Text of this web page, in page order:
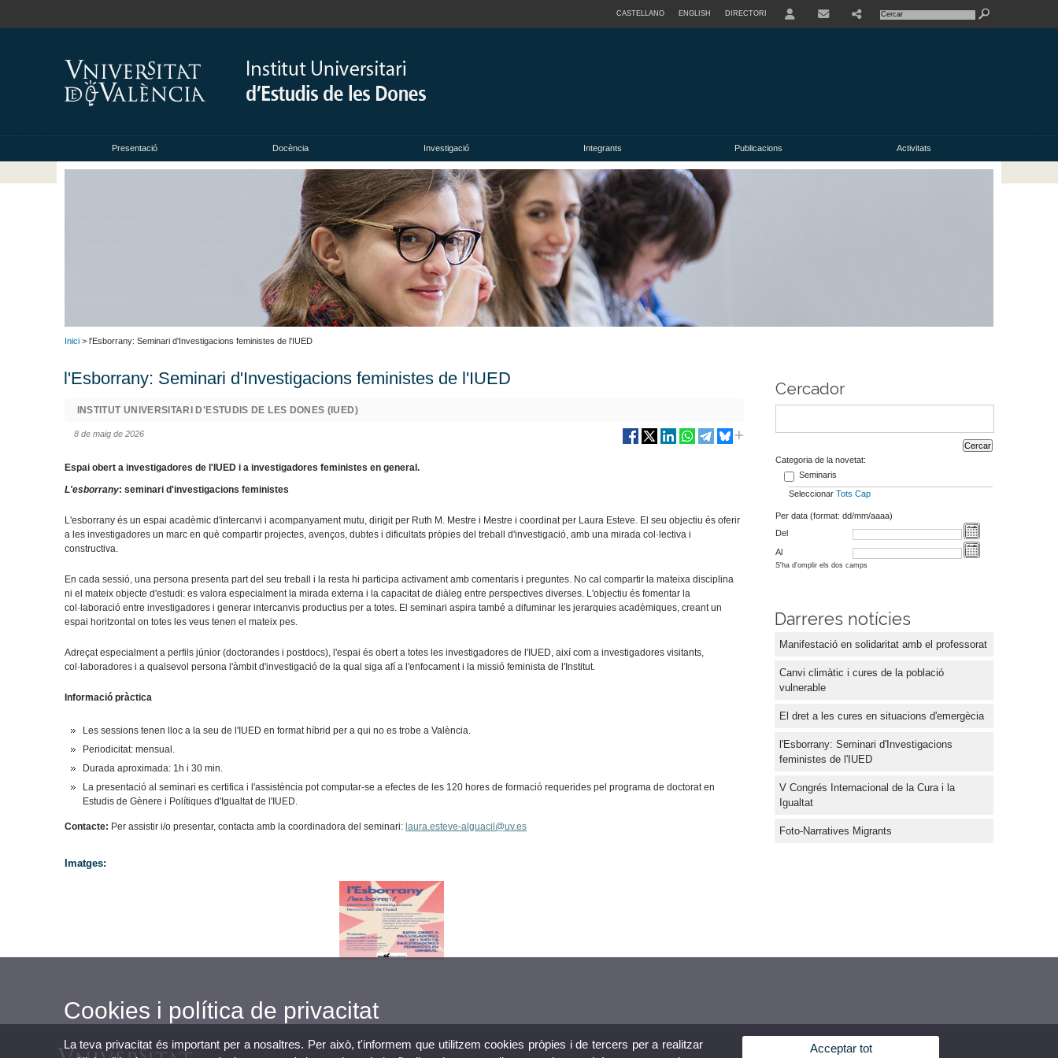
CASTELLANO ENGLISH DIRECTORI
Presentació Docència Investigació Integrants Publicacions Activitats
Inici > l'Esborrany: Seminari d'Investigacions feministes de l'IUED
l'Esborrany: Seminari d'Investigacions feministes de l'IUED
INSTITUT UNIVERSITARI D'ESTUDIS DE LES DONES (IUED)
8 de maig de 2026
Espai obert a investigadores de l'IUED i a investigadores feministes en general.
L'esborrany: seminari d'investigacions feministes
L'esborrany és un espai acadèmic d'intercanvi i acompanyament mutu, dirigit per Ruth M. Mestre i Mestre i coordinat per Laura Esteve. El seu objectiu és oferir
a les investigadores un marc en què compartir projectes, avenços, dubtes i dificultats pròpies del treball d'investigació, amb una mirada col·lectiva i
constructiva.
En cada sessió, una persona presenta part del seu treball i la resta hi participa activament amb comentaris i preguntes. No cal compartir la mateixa disciplina
ni el mateix objecte d'estudi: es valora especialment la mirada externa i la capacitat de diàleg entre perspectives diverses. L'objectiu és fomentar la
col·laboració entre investigadores i generar intercanvis productius per a totes. El seminari aspira també a difuminar les jerarquies acadèmiques, creant un
espai horitzontal on totes les veus tenen el mateix pes.
Adreçat especialment a perfils júnior (doctorandes i postdocs), l'espai és obert a totes les investigadores de l'IUED, així com a investigadores visitants,
col·laboradores i a qualsevol persona l'àmbit d'investigació de la qual siga afí a l'enfocament i la missió feminista de l'Institut.
Informació pràctica
Les sessions tenen lloc a la seu de l'IUED en format híbrid per a qui no es trobe a València.
Periodicitat: mensual.
Durada aproximada: 1h i 30 min.
La presentació al seminari es certifica i l'assistència pot computar-se a efectes de les 120 hores de formació requerides pel programa de doctorat en
Estudis de Gènere i Polítiques d'Igualtat de l'IUED.
Contacte: Per assistir i/o presentar, contacta amb la coordinadora del seminari:laura.esteve-alguacil@uv.es
Imatges:
Cercador
Categoria de la novetat:
Seminaris
Seleccionar Tots Cap
Per data (format: dd/mm/aaaa)
Del
Al
S'ha d'omplir els dos camps
Darreres notícies
Manifestació en solidaritat amb el professorat
Canvi climàtic i cures de la població
vulnerable
El dret a les cures en situacions d'emergècia
l'Esborrany: Seminari d'Investigacions
feministes de l'IUED
V Congrés Internacional de la Cura i la
Igualtat
Foto-Narratives Migrants
Cookies i política de privacitat
La teva privacitat és important per a nosaltres. Per això, t'informem que utilitzem cookies pròpies i de tercers per a realitzar
Acceptar tot